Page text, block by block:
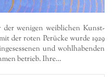
wenigen weiblichen Kunst-
der roten Perücke wurde 1929
und wohlhabenden
betrieb. Ihre…